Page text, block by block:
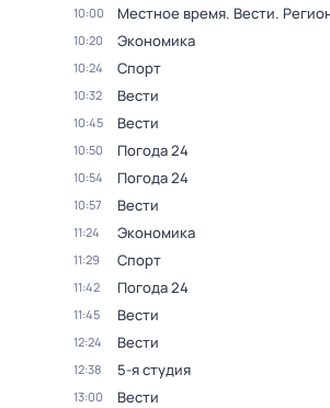
10:00 Местное время. Вести.
10:20 Экономика
10:24 Спорт
10:32 Вести
10:45 Вести
10:50 Погода 24
10:54 Погода 24
10:57 Вести
11:24 Экономика
11:29 Спорт
11:42 Погода 24
11:45 Вести
12:24 Вести
12:38 5-я студия
13:00 Вести